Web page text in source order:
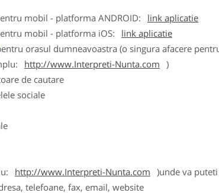
mobil - platforma ANDROID:
link aplicatie
mobil - platforma iOS:
link aplicatie
orasul dumneavoastra (o singura afacere
http://www.Interpreti-Nunta.com )
de cautare
sociale
http://www.Interpreti-Nunta.com )unde va
telefoane, fax, email, website